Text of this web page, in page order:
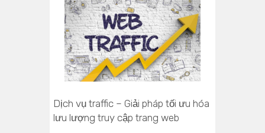
Dịch vụ traffic – Giải pháp tối ưu hóa
lưu lượng truy cập trang web